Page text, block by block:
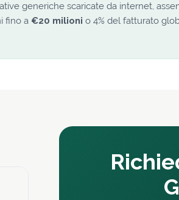
generiche scaricate da internet,
fino a €20 milioni o 4% del fatturato